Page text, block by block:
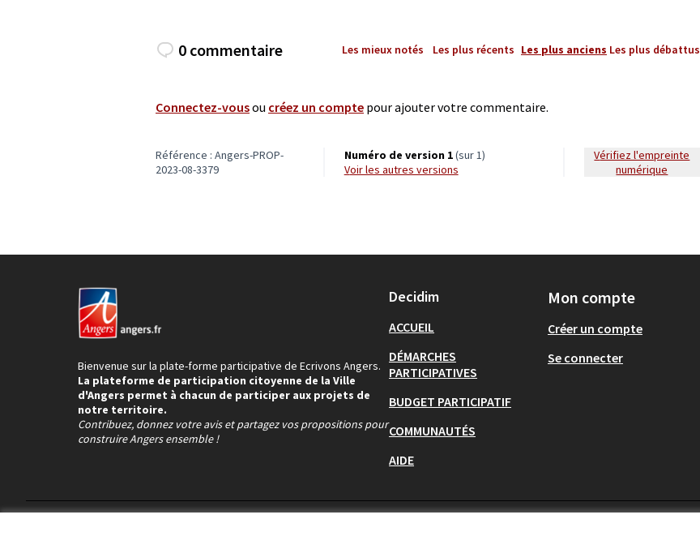
0 commentaire Les mieux notés Les plus récents Les plus anciens Les plus débattus
Connectez-vousou créez un compte pour ajouter votre commentaire.
Référence : Angers-PROP-
2023-08-3379
Numéro de version 1(sur 1)
voir les autres versions
Vérifiez l'empreinte
numérique
Bienvenue sur la plate-forme participative de Ecrivons Angers.
La plateforme de participation citoyenne de la Ville
d'Angers permet à chacun de participer aux projets de
notre territoire.
Contribuez, donnez votre avis et partagez vos propositions pour
construire Angers ensemble !
Decidim
ACCUEIL
DÉMARCHES
PARTICIPATIVES
BUDGET PARTICIPATIF
COMMUNAUTÉS
AIDE
Mon compte
Créer un compte
Se connecter